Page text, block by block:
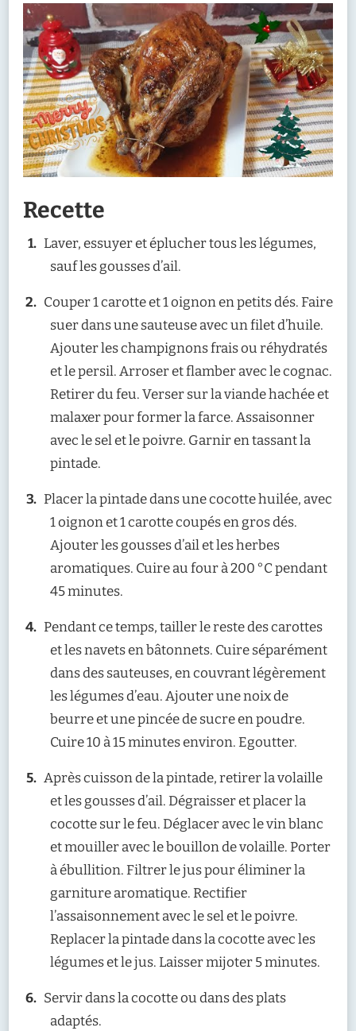
Recette
Laver, essuyer et éplucher tous les légumes,
sauf les gousses d’ail.
Couper 1 carotte et 1 oignon en petits dés. Faire
suer dans une sauteuse avec un filet d’huile.
Ajouter les champignons frais ou réhydratés
et le persil. Arroser et flamber avec le cognac.
Retirer du feu. Verser sur la viande hachée et
malaxer pour former la farce. Assaisonner
avec le sel et le poivre. Garnir en tassant la
pintade.
Placer la pintade dans une cocotte huilée, avec
1 oignon et 1 carotte coupés en gros dés.
Ajouter les gousses d’ail et les herbes
aromatiques. Cuire au four à 200 °C pendant
45 minutes.
Pendant ce temps, tailler le reste des carottes
et les navets en bâtonnets. Cuire séparément
dans des sauteuses, en couvrant légèrement
les légumes d’eau. Ajouter une noix de
beurre et une pincée de sucre en poudre.
Cuire 10 à 15 minutes environ. Egoutter.
Après cuisson de la pintade, retirer la volaille
et les gousses d’ail. Dégraisser et placer la
cocotte sur le feu. Déglacer avec le vin blanc
et mouiller avec le bouillon de volaille. Porter
à ébullition. Filtrer le jus pour éliminer la
garniture aromatique. Rectifier
l’assaisonnement avec le sel et le poivre.
Replacer la pintade dans la cocotte avec les
légumes et le jus. Laisser mijoter 5 minutes.
Servir dans la cocotte ou dans des plats
adaptés.